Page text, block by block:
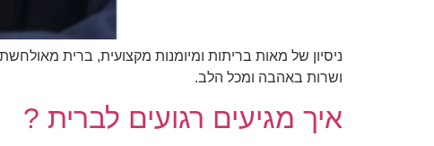
ניסיון של מאות בריתות ומיומנות מקצועית, ברית
ושרות באהבה ומכל הלב.
איך מגיעים רגועים לברית ?